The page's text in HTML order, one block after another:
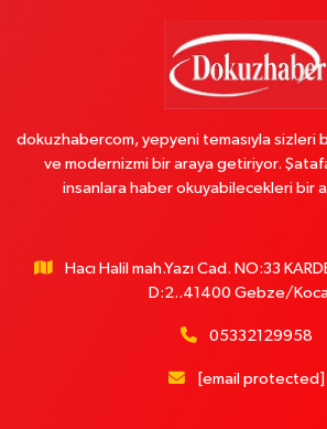
dokuzhabercom, yepyeni temasıyla sizleri
ve modernizmi bir araya getiriyor.
insanlara haber okuyabilecekleri bir
Hacı Halil mah.Yazı Cad. NO:33
D:2..41400 Gebze/
05332129958
[email protected]